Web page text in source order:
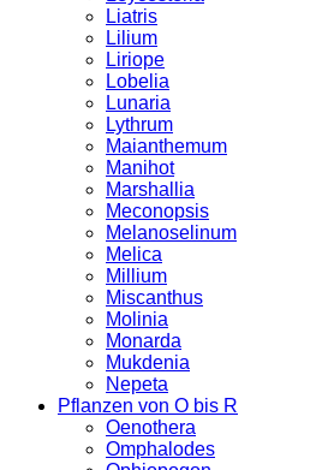
Liatris
Lilium
Liriope
Lobelia
Lunaria
Lythrum
Maianthemum
Manihot
Marshallia
Meconopsis
Melanoselinum
Melica
Millium
Miscanthus
Molinia
Monarda
Mukdenia
Nepeta
Pflanzen von O bis R
Oenothera
Omphalodes